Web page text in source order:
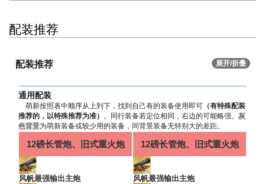
配装推荐
配装推荐 展开/折叠
通用配装
萌新按照表中顺序从上到下，找到自己有的装备使用即可（有特殊配装
推荐的，以特殊推荐为准）
。同行装备若定位相同，右边的可能略强。 灰
色背景为萌新装备或较少用的装备，同背景装备无特别大的差距。
12磅长管炮、旧式重火炮
风帆最强输出主炮
12磅长管炮、旧式重火炮
风帆最强输出主炮